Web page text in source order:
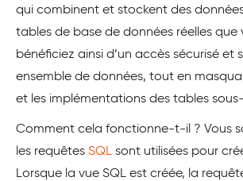
qui combinent et stockent des
tables de base de données réelles que
bénéficiez ainsi d’un accès sécurisé et
ensemble de données, tout en
et les implémentations des tables
Comment cela fonctionne-t-il ? Vous
les requêtes SQL sont utilisées pour
Lorsque la vue SQL est créée, la